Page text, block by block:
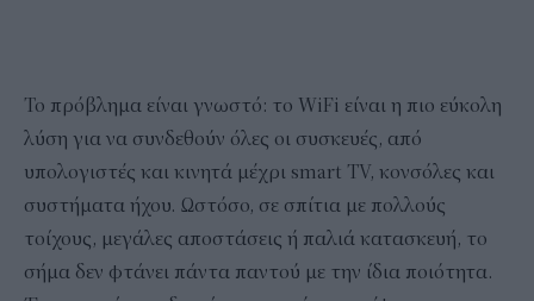
Το πρόβλημα είναι γνωστό: το WiFi είναι η πιο εύκολη
λύση για να συνδεθούν όλες οι συσκευές, από
υπολογιστές και κινητά μέχρι smart TV, κονσόλες και
συστήματα ήχου. Ωστόσο, σε σπίτια με πολλούς
τοίχους, μεγάλες αποστάσεις ή παλιά κατασκευή, το
σήμα δεν φτάνει πάντα παντού με την ίδια ποιότητα.